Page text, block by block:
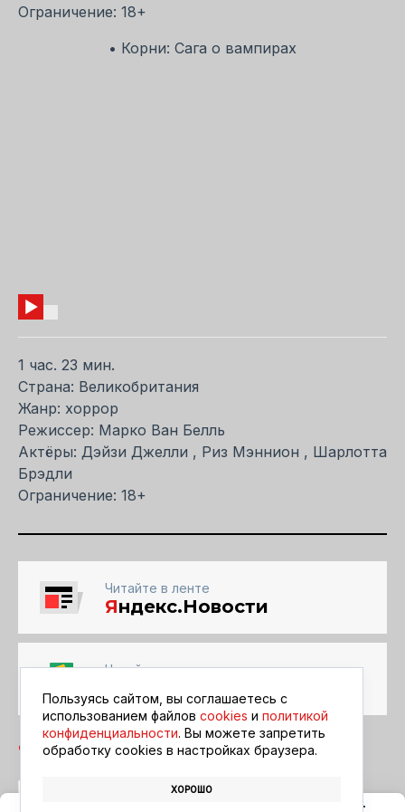
Ограничение: 18+
• Корни: Сага о вампирах
1 час. 23 мин.
Страна: Великобритания
Жанр: хоррор
Режиссер: Марко Ван Белль
Актёры: Дэйзи Джелли , Риз Мэннион , Шарлотта
Брэдли
Ограничение: 18+
Читайте в ленте
Яндекс.Новости
Читайте в ленте
АФИША
Пользуясь сайтом, вы соглашаетесь с
использованием файлов cookies и политикой
конфиденциальности. Вы можете запретить
обработку сookies в настройках браузера.
ХОРОШО